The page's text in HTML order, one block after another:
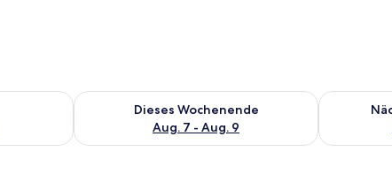
für morgen, Aug. 7 - Aug. 8.
Dieses Wochenende
Aug. 7 - Aug. 9
Überprüfe die Verfügbarkeit für dieses Überprüfe